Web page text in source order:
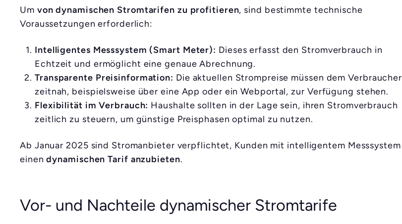
Um von dynamischen Stromtarifen zu profitieren, sind bestimmte technische
Voraussetzungen erforderlich:
Intelligentes Messsystem (Smart Meter): Dieses erfasst den Stromverbrauch in
Echtzeit und ermöglicht eine genaue Abrechnung.
Transparente Preisinformation: Die aktuellen Strompreise müssen dem Verbraucher
zeitnah, beispielsweise über eine App oder ein Webportal, zur Verfügung stehen.
Flexibilität im Verbrauch: Haushalte sollten in der Lage sein, ihren Stromverbrauch
zeitlich zu steuern, um günstige Preisphasen optimal zu nutzen.
Ab Januar 2025 sind Stromanbieter verpflichtet, Kunden mit intelligentem Messsystem
einendynamischen Tarif anzubieten.
Vor- und Nachteile dynamischer Stromtarife